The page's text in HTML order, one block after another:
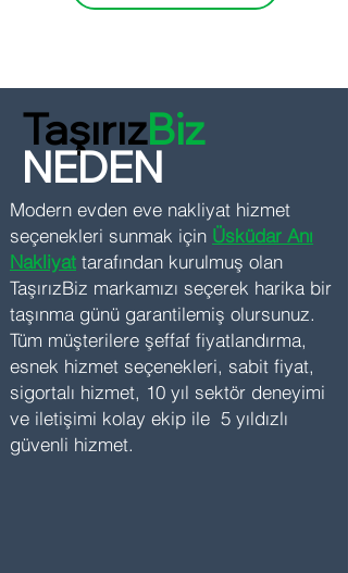
TaşırızBiz
NEDEN
Modern evden eve nakliyat hizmet
seçenekleri sunmak için Üsküdar Anı
Nakliyat tarafından kurulmuş olan
TaşırızBiz markamızı seçerek harika bir
taşınma günü garantilemiş olursunuz.
Tüm müşterilere şeffaf fiyatlandırma,
esnek hizmet seçenekleri, sabit fiyat,
sigortalı hizmet, 10 yıl sektör deneyimi
ve iletişimi kolay ekip ile 5 yıldızlı
güvenli hizmet.